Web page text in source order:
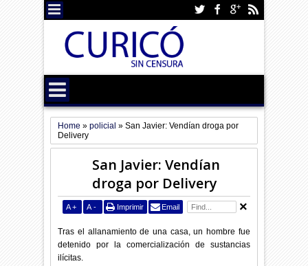
Home »policial »San Javier: Vendían droga por
Delivery
San Javier: Vendían
droga por Delivery
A + A - Imprimir Email
Tras el allanamiento de una casa, un hombre fue
detenido por la comercialización de sustancias
ilícitas.